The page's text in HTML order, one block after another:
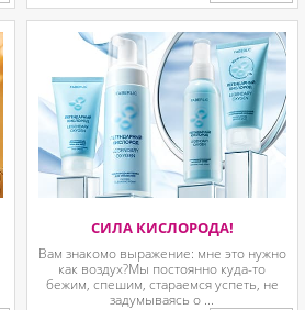
СИЛА КИСЛОРОДА!
Вам знакомо выражение: мне это нужно
как воздух?Мы постоянно куда-то
бежим, спешим, стараемся успеть, не
задумываясь о ...